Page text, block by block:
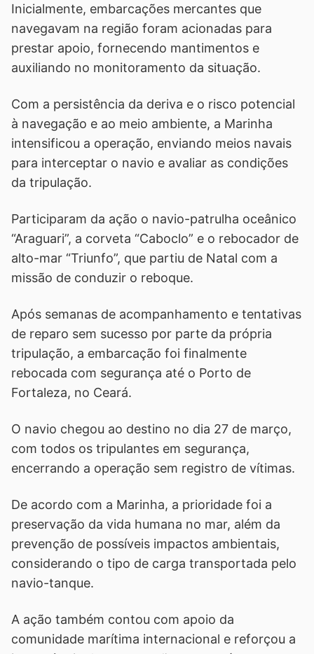
Inicialmente, embarcações mercantes que
navegavam na região foram acionadas para
prestar apoio, fornecendo mantimentos e
auxiliando no monitoramento da situação.
Com a persistência da deriva e o risco potencial
à navegação e ao meio ambiente, a Marinha
intensificou a operação, enviando meios navais
para interceptar o navio e avaliar as condições
da tripulação.
Participaram da ação o navio-patrulha oceânico
“Araguari”, a corveta “Caboclo” e o rebocador de
alto-mar “Triunfo”, que partiu de Natal com a
missão de conduzir o reboque.
Após semanas de acompanhamento e tentativas
de reparo sem sucesso por parte da própria
tripulação, a embarcação foi finalmente
rebocada com segurança até o Porto de
Fortaleza, no Ceará.
O navio chegou ao destino no dia 27 de março,
com todos os tripulantes em segurança,
encerrando a operação sem registro de vítimas.
De acordo com a Marinha, a prioridade foi a
preservação da vida humana no mar, além da
prevenção de possíveis impactos ambientais,
considerando o tipo de carga transportada pelo
navio-tanque.
A ação também contou com apoio da
comunidade marítima internacional e reforçou a